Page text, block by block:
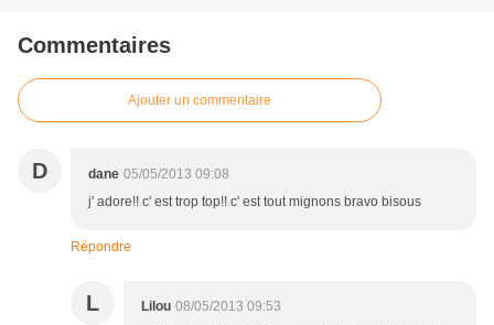
Commentaires
Ajouter un commentaire
D dane 05/05/2013 09:08
j' adore!! c' est trop top!! c' est tout mignons bravo bisous
Répondre
L Lilou 08/05/2013 09:53